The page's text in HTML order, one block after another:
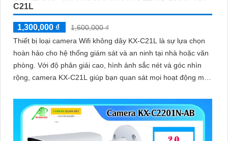
C21L
1,300,000 ₫
1,600,000 ₫
Thiết bị loại camera Wifi không dây KX-C21L là sự lựa chọn
hoàn hảo cho hệ thống giám sát và an ninh tại nhà hoặc văn
phòng. Với độ phân giải cao, hình ảnh sắc nét và góc nhìn
rộng, camera KX-C21L giúp bạn quan sát mọi hoạt động một